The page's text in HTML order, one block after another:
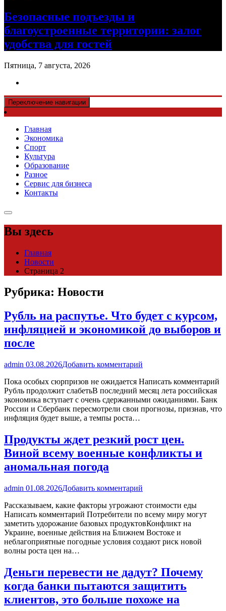
Безопасные подъезды и
благоустроенные территории: залог
удобства для гостей
Пятница, 7 августа, 2026
Переключение навигации
Главная
Экономика
Спорт
Культура
Образование
Разное
Сервис для бизнеса
Контакты
Вы здесь
Главная
Новости
Страница 2
Рубрика: Новости
Рубль на распутье. Что будет с курсом,
инфляцией и экономикой до выборов и
после
admin 03.08.2026Добавить комментарий
Пока особых сюрпризов не ожидается Написать комментарий
Рубль продолжит слабетьВ последний месяц лета российская
экономика вступает с очень сдержанными ожиданиями. Банк
России и Сбербанк пересмотрели свои прогнозы, признав, что
инфляция будет выше, а темпы роста…
Продукты ждет резкий рост цен.
Виной всему военные конфликты и
аномальная погода
admin 01.08.2026Добавить комментарий
Рассказываем, какие факторы угрожают стоимости еды
Написать комментарий Потребители по всему миру могут
заметить удорожание базовых продуктовКонфликт на
Украине, военные действия на Ближнем Востоке и
неблагоприятные погодные условия создают риск новой
волны роста цен на…
Деньги перевести не дадут? Почему
когда банки пытаются защитить
клиентов, это больше похоже на